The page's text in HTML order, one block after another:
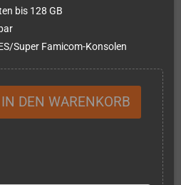
bis 128 GB
Super Famicom-Konsolen
IN DEN WARENKORB